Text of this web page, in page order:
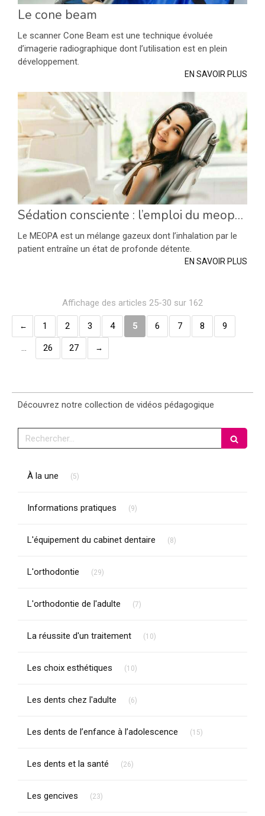
Le cone beam
Le scanner Cone Beam est une technique évoluée
d’imagerie radiographique dont l’utilisation est en plein
développement.
EN SAVOIR PLUS
Sédation consciente : l’emploi du meopa au cabinet dentaire
Le MEOPA est un mélange gazeux dont l’inhalation par le
patient entraîne un état de profonde détente.
EN SAVOIR PLUS
Affichage des articles 25-30 sur 162
1 2 3 4 5 6 7 8 9
… 26 27
Découvrez notre collection de vidéos pédagogique
Rechercher
À la une (5)
Informations pratiques (9)
L'équipement du cabinet dentaire (8)
L'orthodontie (29)
L'orthodontie de l'adulte (7)
La réussite d'un traitement (10)
Les choix esthétiques (10)
Les dents chez l'adulte (6)
Les dents de l’enfance à l’adolescence (15)
Les dents et la santé (26)
Les gencives (23)